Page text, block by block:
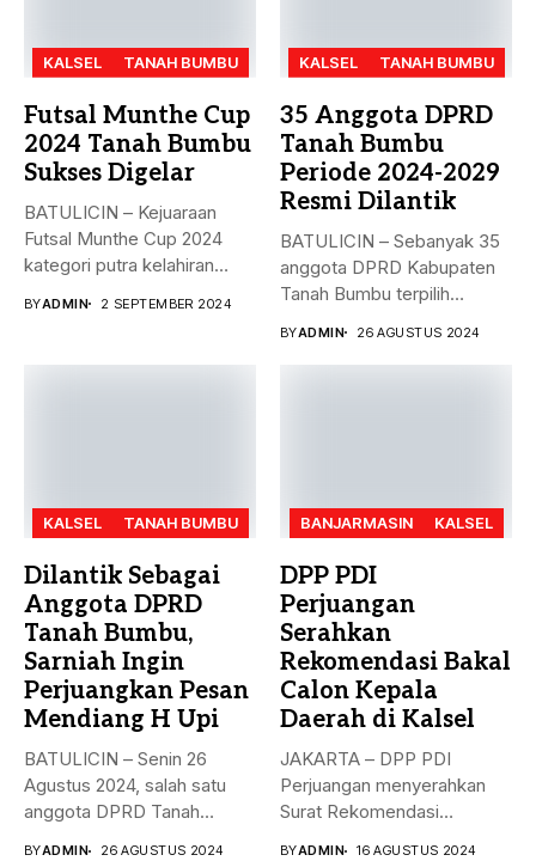
KALSEL TANAH BUMBU
Futsal Munthe Cup
2024 Tanah Bumbu
Sukses Digelar
BATULICIN – Kejuaraan
Futsal Munthe Cup 2024
kategori putra kelahiran
BYADMIN 2 SEPTEMBER 2024
KALSEL TANAH BUMBU
35 Anggota DPRD
Tanah Bumbu
Periode 2024-2029
Resmi Dilantik
BATULICIN – Sebanyak 35
anggota DPRD Kabupaten
Tanah Bumbu terpilih
BYADMIN 26 AGUSTUS 2024
KALSEL TANAH BUMBU
Dilantik Sebagai
Anggota DPRD
Tanah Bumbu,
Sarniah Ingin
Perjuangkan Pesan
Mendiang H Upi
BATULICIN – Senin 26
Agustus 2024, salah satu
anggota DPRD Tanah
BYADMIN 26 AGUSTUS 2024
BANJARMASIN KALSEL
DPP PDI
Perjuangan
Serahkan
Rekomendasi Bakal
Calon Kepala
Daerah di Kalsel
JAKARTA – DPP PDI
Perjuangan menyerahkan
Surat Rekomendasi
BYADMIN 16 AGUSTUS 2024